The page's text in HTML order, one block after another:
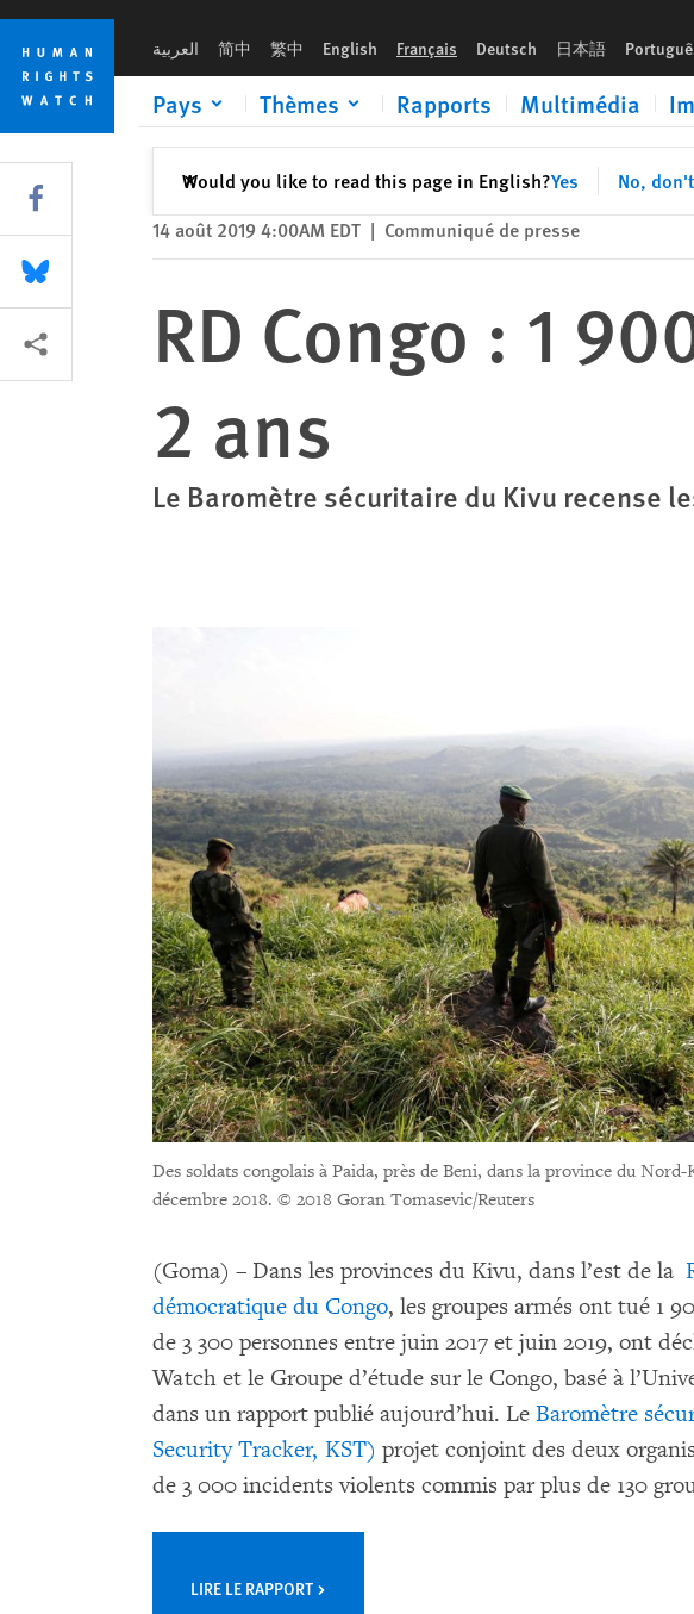
Skip
cookie
privacy
notice
Skip
main
content
العربية 简中 繁中 English Français Deutsch 日本語
Pays Thèmes Rapports Multimédia
Would you like to read this page in English?Yes No,
✕Fermer
14 août 2019 4:00AM EDT | Communiqué de presse
RD Congo : 1
2 ans
Le Baromètre sécuritaire du Kivu recense
Des soldats congolais à Paida, près de Beni, dans la province du
décembre 2018. © 2018 Goran Tomasevic/Reuters
(Goma) – Dans les provinces du Kivu, dans l’est de la
démocratique du Congo, les groupes armés ont tué 1
de 3 300 personnes entre juin 2017 et juin 2019, ont
Watch et le Groupe d’étude sur le Congo, basé à
dans un rapport publié aujourd’hui. Le Baromètre
Security Tracker, KST) projet conjoint des deux
de 3 000 incidents violents commis par plus de 130
LIRE LE RAPPORT
Share this via Facebook
Share this via Bluesky
Share this via Partagez